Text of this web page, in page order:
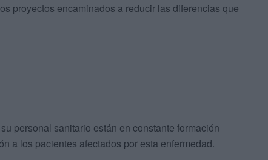
proyectos encaminados a reducir las diferencias que
personal sanitario están en constante formación
a los pacientes afectados por esta enfermedad.